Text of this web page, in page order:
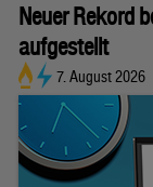
Neuer Rekord
aufgestellt
7. August 2026